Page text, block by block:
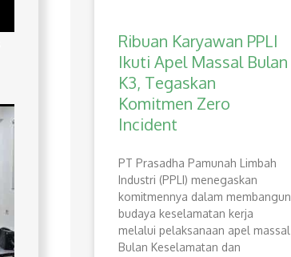
Ribuan Karyawan PPLI
Ikuti Apel Massal Bulan
K3, Tegaskan
Komitmen Zero
Incident
PT Prasadha Pamunah Limbah
Industri (PPLI) menegaskan
komitmennya dalam membangun
budaya keselamatan kerja
melalui pelaksanaan apel massal
Bulan Keselamatan dan